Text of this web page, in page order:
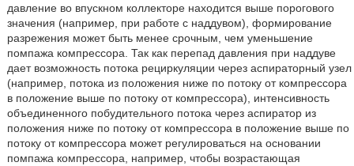
давление во впускном коллекторе находится выше порогового
значения (например, при работе с наддувом), формирование
разрежения может быть менее срочным, чем уменьшение
помпажа компрессора. Так как перепад давления при наддуве
дает возможность потока рециркуляции через аспираторный узел
(например, потока из положения ниже по потоку от компрессора
в положение выше по потоку от компрессора), интенсивность
объединенного побудительного потока через аспиратор из
положения ниже по потоку от компрессора в положение выше по
потоку от компрессора может регулироваться на основании
помпажа компрессора, например, чтобы возрастающая